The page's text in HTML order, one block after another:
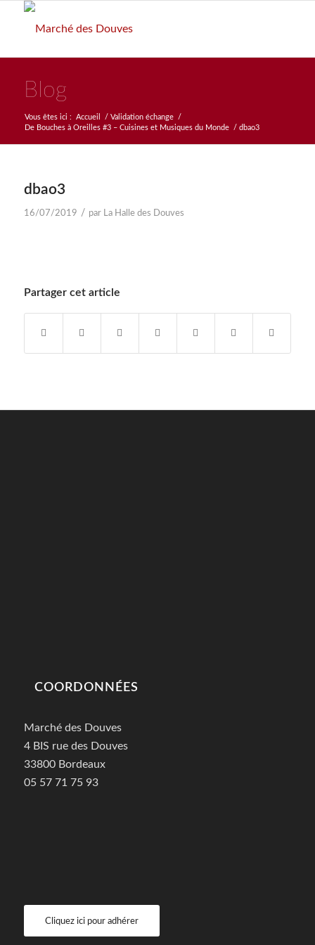
Blog
Vous êtes ici : Accueil / Validation échange
/
De Bouches à Oreilles #3 – Cuisines et Musiques du Monde
/ dbao3
dbao3
16/07/2019 / par La Halle des Douves
Partager cet article
COORDONNÉES
Marché des Douves
4 BIS rue des Douves
33800 Bordeaux
05 57 71 75 93
Cliquez ici pour adhérer